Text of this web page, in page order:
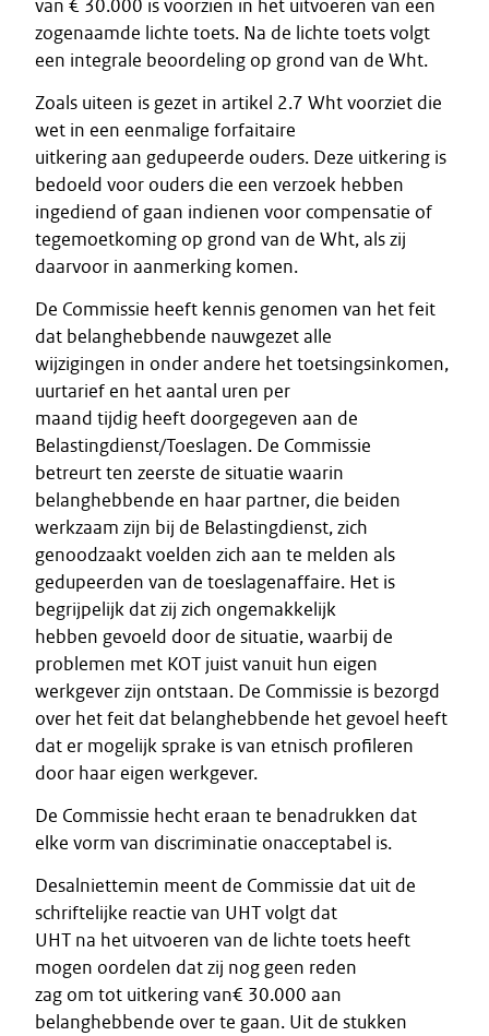
van € 30.000 is voorzien in het uitvoeren van een
zogenaamde lichte toets. Na de lichte toets volgt
een integrale beoordeling op grond van de Wht.
Zoals uiteen is gezet in artikel 2.7 Wht voorziet die
wet in een eenmalige forfaitaire
uitkering aan gedupeerde ouders. Deze uitkering is
bedoeld voor ouders die een verzoek hebben
ingediend of gaan indienen voor compensatie of
tegemoetkoming op grond van de Wht, als zij
daarvoor in aanmerking komen.
De Commissie heeft kennis genomen van het feit
dat belanghebbende nauwgezet alle
wijzigingen in onder andere het toetsingsinkomen,
uurtarief en het aantal uren per
maand tijdig heeft doorgegeven aan de
Belastingdienst/Toeslagen. De Commissie
betreurt ten zeerste de situatie waarin
belanghebbende en haar partner, die beiden
werkzaam zijn bij de Belastingdienst, zich
genoodzaakt voelden zich aan te melden als
gedupeerden van de toeslagenaffaire. Het is
begrijpelijk dat zij zich ongemakkelijk
hebben gevoeld door de situatie, waarbij de
problemen met KOT juist vanuit hun eigen
werkgever zijn ontstaan. De Commissie is bezorgd
over het feit dat belanghebbende het gevoel heeft
dat er mogelijk sprake is van etnisch profileren
door haar eigen werkgever.
De Commissie hecht eraan te benadrukken dat
elke vorm van discriminatie onacceptabel is.
Desalniettemin meent de Commissie dat uit de
schriftelijke reactie van UHT volgt dat
UHT na het uitvoeren van de lichte toets heeft
mogen oordelen dat zij nog geen reden
zag om tot uitkering van€ 30.000 aan
belanghebbende over te gaan. Uit de stukken